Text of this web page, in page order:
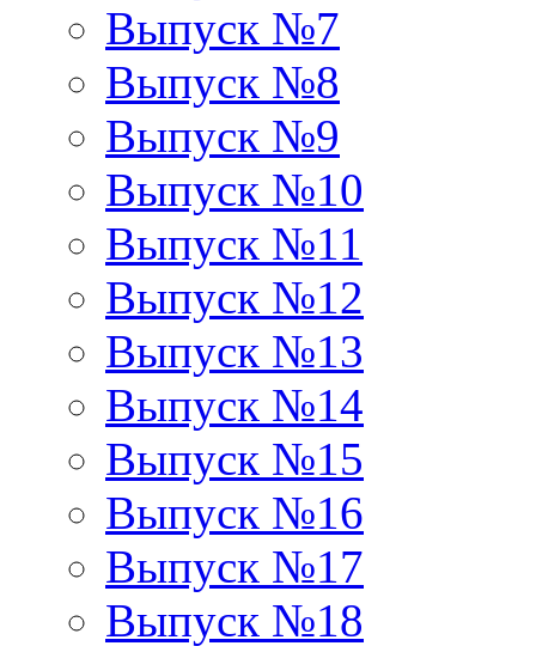
Выпуск №7
Выпуск №8
Выпуск №9
Выпуск №10
Выпуск №11
Выпуск №12
Выпуск №13
Выпуск №14
Выпуск №15
Выпуск №16
Выпуск №17
Выпуск №18